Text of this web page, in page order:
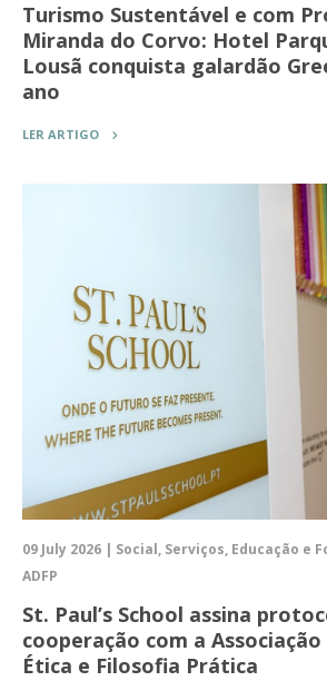
Turismo Sustentável e com
Miranda do Corvo: Hotel
Lousã conquista galardão
ano
LER ARTIGO
09 July 2026 | Social, Serviços, Educação e
ADFP
St. Paul’s School assina
cooperação com a
Ética e Filosofia Prática